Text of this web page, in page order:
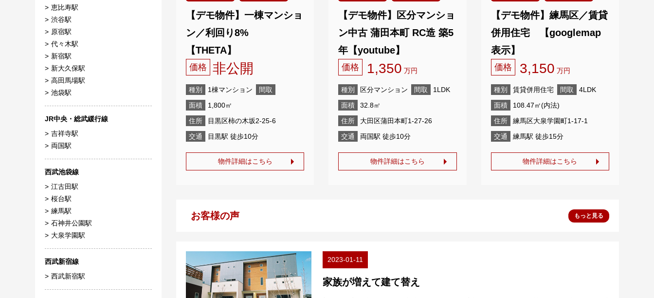
恵比寿駅
渋谷駅
原宿駅
代々木駅
新宿駅
新大久保駅
高田馬場駅
池袋駅
JR中央・総武緩行線
吉祥寺駅
両国駅
西武池袋線
江古田駅
桜台駅
練馬駅
石神井公園駅
大泉学園駅
西武新宿線
西武新宿駅
【デモ物件】一棟マンショ
ン／利回り8%
【THETA】
価格 非公開
種別 1棟マンション
間取
面積
1,800㎡
住所
目黒区柿の木坂2-25-6
交通
目黒駅 徒歩10分
物件詳細はこちら
【デモ物件】区分マンショ
ン中古 蒲田本町 RC造 築5
年【youtube】
価格 1,350 万円
種別 区分マンション 間取
1LDK
面積
32.8㎡
住所
大田区蒲田本町1-27-26
交通
両国駅 徒歩10分
物件詳細はこちら
【デモ物件】練馬区／賃貸
併用住宅 【googlemap
表示】
価格 3,150 万円
種別 賃貸併用住宅 間取
4LDK
面積
108.47㎡(内法)
住所
練馬区大泉学園町1-17-1
交通
練馬駅 徒歩15分
物件詳細はこちら
お客様の声 もっと見る
2023-01-11
家族が増えて建て替え